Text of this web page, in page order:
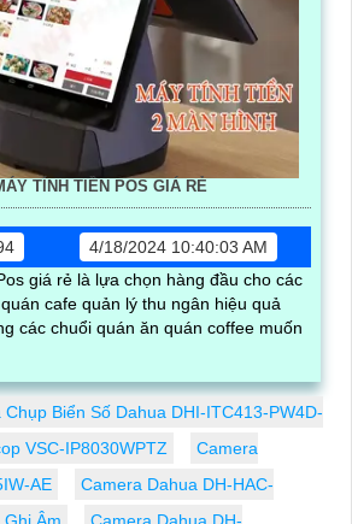
TÍNH TIỀN POS GIÁ RẺ
4/18/2024 10:40:03 AM
giá rẻ là lựa chọn hàng đầu cho các
cafe quản lý thu ngân hiệu quả
các chuổi quán ăn quán coffee muốn
Chụp Biển Số Dahua DHI-ITC413-PW4D-
VSC-IP8030WPTZ
Camera
AE
Camera Dahua DH-HAC-